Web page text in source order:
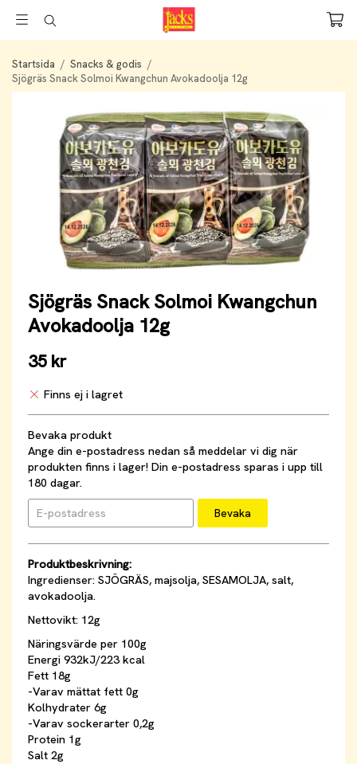
Startsida / Snacks & godis /
Sjögräs Snack Solmoi Kwangchun Avokadoolja 12g
Sjögräs Snack Solmoi Kwangchun
Avokadoolja 12g
35 kr
Finns ej i lagret
Bevaka produkt
Ange din e-postadress nedan så meddelar vi dig när
produkten finns i lager! Din e-postadress sparas i upp till
180 dagar.
Bevaka
Produktbeskrivning:
Ingredienser: SJÖGRÄS, majsolja, SESAMOLJA, salt,
avokadoolja.
Nettovikt: 12g
Näringsvärde per 100g
Energi 932kJ/223 kcal
Fett 18g
-Varav mättat fett 0g
Kolhydrater 6g
-Varav sockerarter 0,2g
Protein 1g
Salt 2g